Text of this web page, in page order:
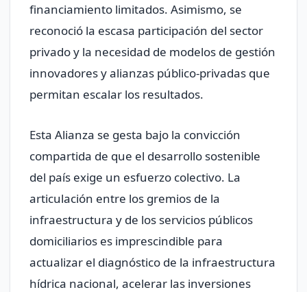
financiamiento limitados. Asimismo, se
reconoció la escasa participación del sector
privado y la necesidad de modelos de gestión
innovadores y alianzas público-privadas que
permitan escalar los resultados.
Esta Alianza se gesta bajo la convicción
compartida de que el desarrollo sostenible
del país exige un esfuerzo colectivo. La
articulación entre los gremios de la
infraestructura y de los servicios públicos
domiciliarios es imprescindible para
actualizar el diagnóstico de la infraestructura
hídrica nacional, acelerar las inversiones